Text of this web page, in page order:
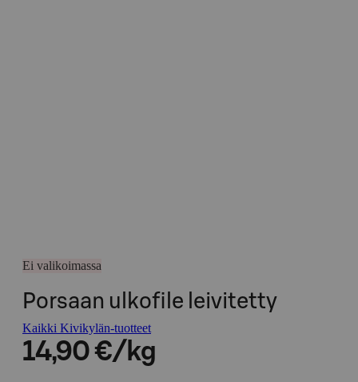
Ei valikoimassa
Porsaan ulkofile leivitetty
Kaikki Kivikylän-tuotteet
14,90 €/kg